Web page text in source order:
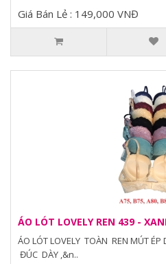
Giá Bán Lẻ : 149,000 VNĐ
ÁO LÓT LOVELY REN 439 -
ÁO LÓT LOVELY TOÀN REN MÚT
ĐÚC DÀY ,&n..